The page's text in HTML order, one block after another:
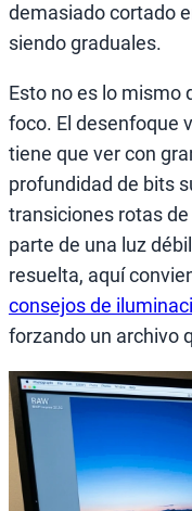
demasiado cortado
siendo graduales.
Esto no es lo mismo
foco. El desenfoque
tiene que ver con
profundidad de bits
transiciones rotas
parte de una luz
resuelta, aquí
consejos de
forzando un archivo